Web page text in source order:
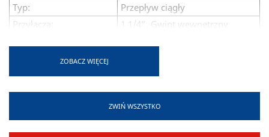
ZWIŃ WSZYSTKO
Typ:
Przepływ ciągły
Przyłącza:
1 1/4”, Gwint wewnętrzny
Materiał korpusu:
Mosiądz
ZOBACZ WIĘCEJ